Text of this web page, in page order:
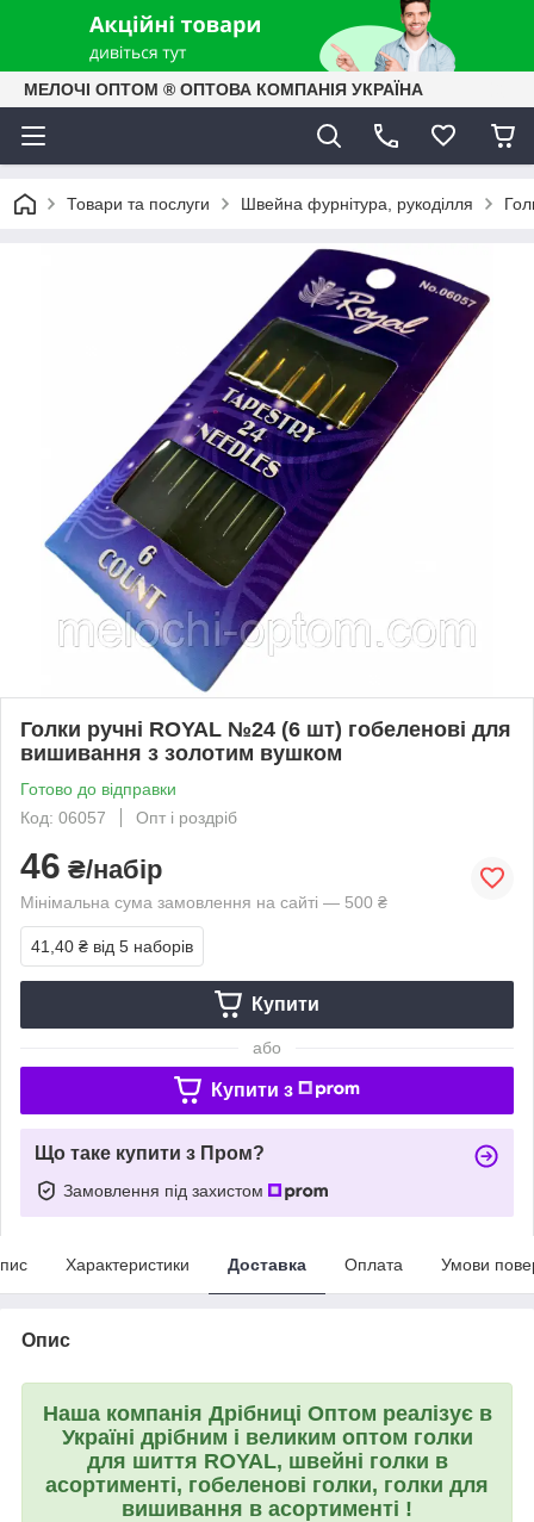
МЕЛОЧІ ОПТОМ ® ОПТОВА КОМПАНІЯ УКРАЇНА
Товари та послуги Швейна фурнітура, рукоділля
Голки ручні ROYAL №24 (6 шт) гобеленові для
вишивання з золотим вушком
Готово до відправки
Код: 06057
Опт і роздріб
46 ₴/набір
Мінімальна сума замовлення на сайті — 500 ₴
41,40 ₴ від 5 наборів
Купити
або
Купити з
Що таке купити з Пром?
Замовлення під захистом
Характеристики Доставка Оплата Умови
Опис
Наша компанія Дрібниці Оптом реалізує в
Україні дрібним і великим оптом голки
для шиття ROYAL, швейні голки в
асортименті, гобеленові голки, голки для
вишивання в асортименті !